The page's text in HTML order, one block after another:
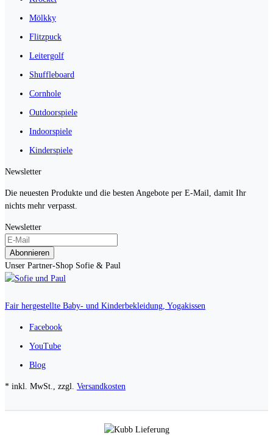
Mölkky
Flitzpuck
Leitergolf
Shuffleboard
Cornhole
Outdoorspiele
Indoorspiele
Kinderspiele
Newsletter
Die neuesten Produkte und die besten Angebote per E-Mail, damit Ihr
nichts mehr verpasst.
Newsletter
Abonnieren
Unser Partner-Shop Sofie & Paul
Fair hergestellte Baby- und Kinderbekleidung, Yogakissen
Facebook
YouTube
Blog
* inkl. MwSt., zzgl. Versandkosten